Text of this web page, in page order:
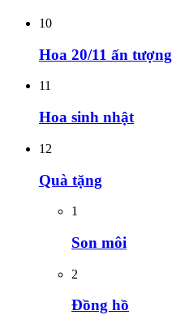
10
Hoa 20/11 ấn tượng
11
Hoa sinh nhật
12
Quà tặng
1
Son môi
2
Đồng hồ